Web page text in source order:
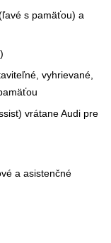
s pamäťou) a
vyhrievané,
vrátane Audi pre
a asistenčné